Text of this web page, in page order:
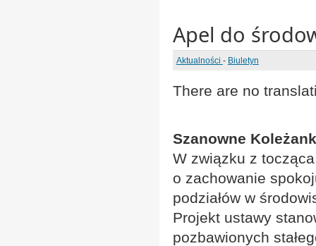
Apel do
Aktualności - Biuletyn
There are no
Szanowne
W związku z
o zachowanie
podziałów w
Projekt ustawy
pozbawionych